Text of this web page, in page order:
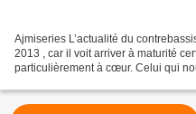
Ajmiseries L’actualité du
2013 , car il voit arriver à maturité
particulièrement à cœur. Celui qui